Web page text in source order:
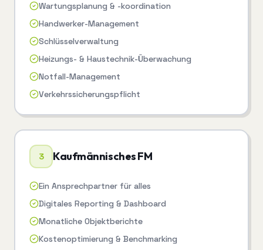
Wartungsplanung & -koordination
Handwerker-Management
Schlüsselverwaltung
Heizungs- & Haustechnik-Überwachung
Notfall-Management
Verkehrssicherungspflicht
3 Kaufmännisches FM
Ein Ansprechpartner für alles
Digitales Reporting & Dashboard
Monatliche Objektberichte
Kostenoptimierung & Benchmarking